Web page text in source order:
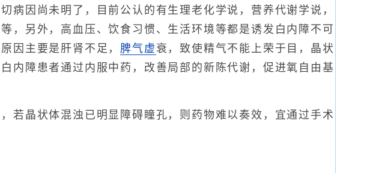
病因尚未明了，目前公认的有生理老化学说，营养代谢学说，
，另外，高血压、饮食习惯、生活环境等都是诱发白内障不可
因主要是肝肾不足， 脾气虚 衰，致使精气不能上荣于目，晶状
内障患者通过内服中药，改善局部的新陈代谢，促进氧自由基
晶状体混浊已明显障碍瞳孔，则药物难以奏效，宜通过手术